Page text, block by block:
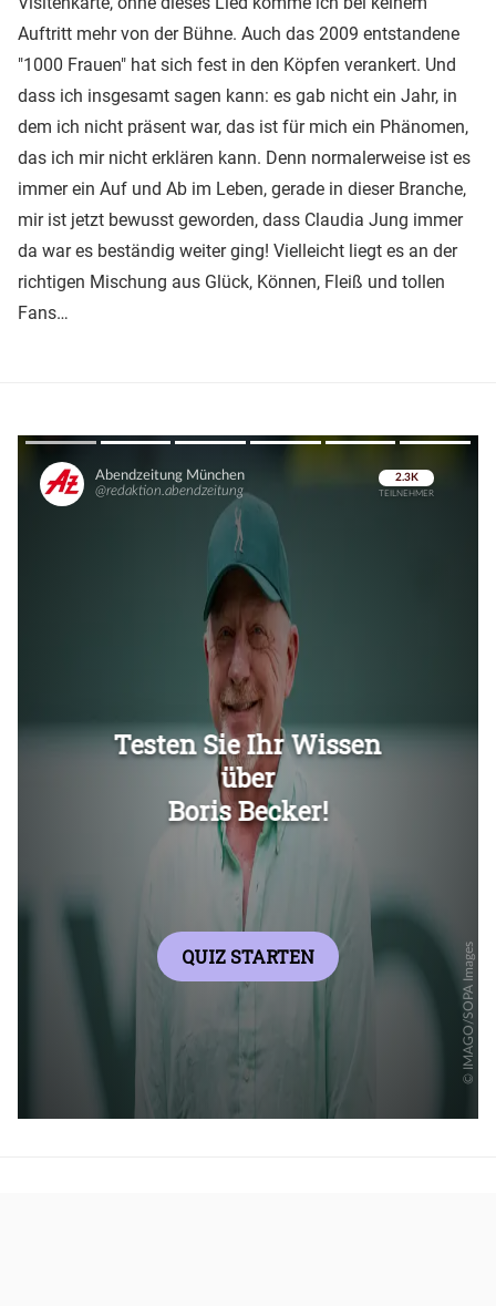
Auftritt mehr von der Bühne. Auch das 2009 entstandene
"1000 Frauen" hat sich fest in den Köpfen verankert. Und
dass ich insgesamt sagen kann: es gab nicht ein Jahr, in
dem ich nicht präsent war, das ist für mich ein Phänomen,
das ich mir nicht erklären kann. Denn normalerweise ist es
immer ein Auf und Ab im Leben, gerade in dieser Branche,
mir ist jetzt bewusst geworden, dass Claudia Jung immer
da war es beständig weiter ging! Vielleicht liegt es an der
richtigen Mischung aus Glück, Können, Fleiß und tollen
Fans…
Überspringen